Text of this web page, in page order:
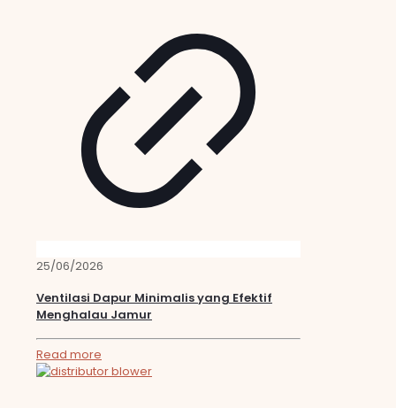
25/06/2026
Ventilasi Dapur Minimalis yang Efektif
Menghalau Jamur
Read more